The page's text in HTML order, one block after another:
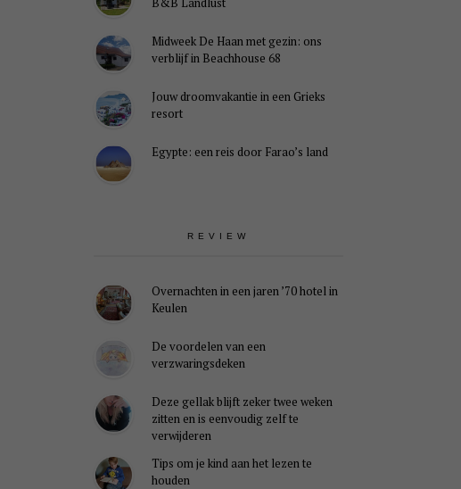
Midweek De Haan met gezin: ons
verblijf in Beachhouse 68
Jouw droomvakantie in een Grieks
resort
Egypte: een reis door Farao’s land
REVIEW
Overnachten in een jaren ’70 hotel in
Keulen
De voordelen van een
verzwaringsdeken
Deze gellak blijft zeker twee weken
zitten en is eenvoudig zelf te
verwijderen
Tips om je kind aan het lezen te
houden